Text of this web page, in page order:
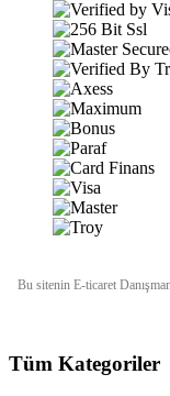
Bu sitenin E-ticaret
Tüm Kategoriler